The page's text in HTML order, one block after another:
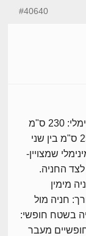
#40640
שלום, לפי תקן מידות חניה רוחב: רוחב מינימלי: 230 ס"מ
תא לנכה: 300 ס"מ חניה ליד עמוד/ קיר: 255 ס"מ בין שני
המינימלי שמצויין-
לצד החניה.
מימין
חניה מול
רכב אחר: 500 ס"מ חניה בשטח חופשי:
אבן שפה (כש 50 ס"מ חופשיים מעבר